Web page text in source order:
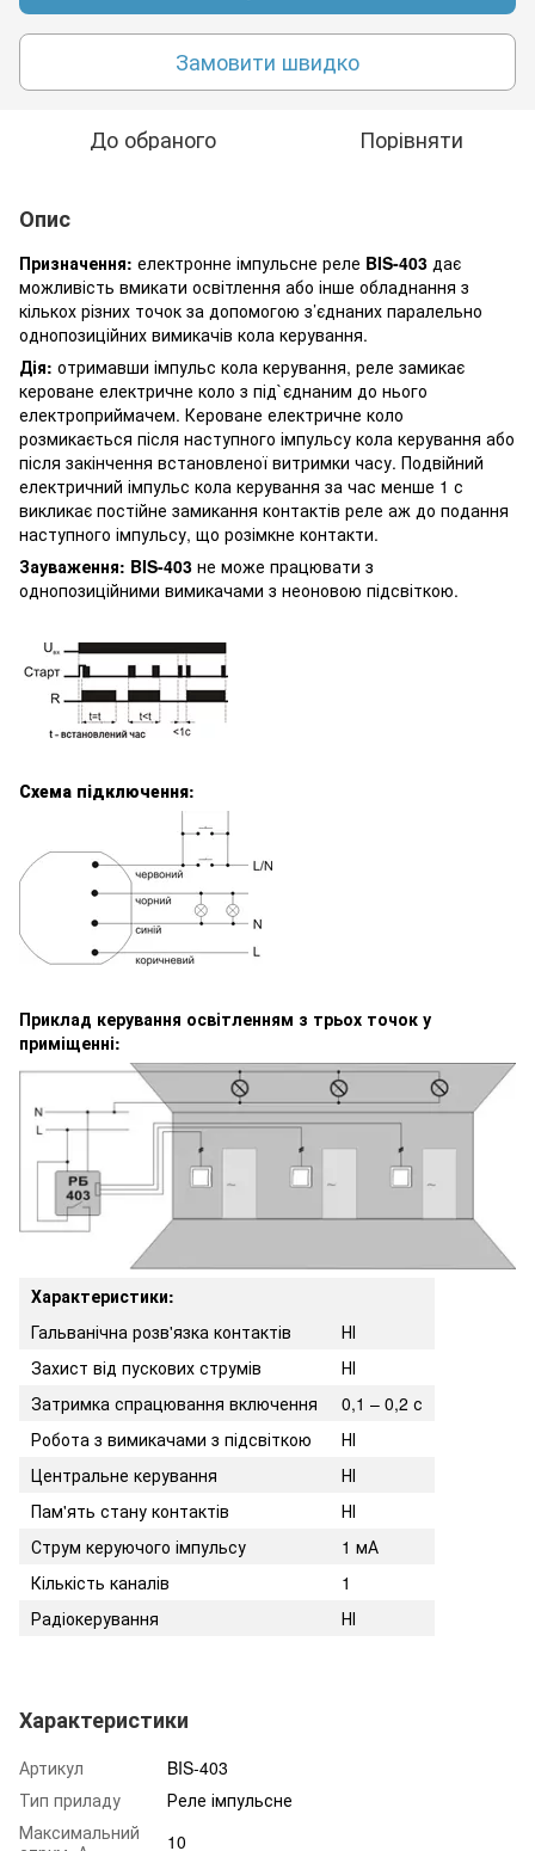
Замовити швидко
До обраного Порівняти
Опис
Призначення: електронне імпульсне реле BIS-403 дає
можливість вмикати освітлення або інше обладнання з
кількох різних точок за допомогою з’єднаних паралельно
однопозиційних вимикачів кола керування.
Дія: отримавши імпульс кола керування, реле замикає
кероване електричне коло з під`єднаним до нього
електроприймачем. Кероване електричне коло
розмикається після наступного імпульсу кола керування або
після закінчення встановленої витримки часу. Подвійний
електричний імпульс кола керування за час менше 1 с
викликає постійне замикання контактів реле аж до подання
наступного імпульсу, що розімкне контакти.
Зауваження: BIS-403 не може працювати з
однопозиційними вимикачами з неоновою підсвіткою.
Схема підключення:
Приклад керування освітленням з трьох точок у
приміщенні:
Характеристики:
Гальванічна розв'язка контактів
НІ
Захист від пускових струмів
НІ
Затримка спрацювання включення
0,1 – 0,2 с
Робота з вимикачами з підсвіткою
НІ
Центральне керування
НІ
Пам'ять стану контактів
НІ
Струм керуючого імпульсу
1 мА
Кількість каналів
1
Радіокерування
НІ
Характеристики
Артикул
BIS-403
Тип приладу
Реле імпульсне
Максимальний
10